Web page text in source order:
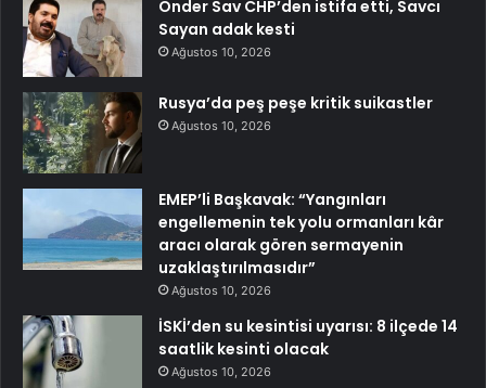
Önder Sav CHP’den istifa etti, Savcı
Sayan adak kesti
Ağustos 10, 2026
Rusya’da peş peşe kritik suikastler
Ağustos 10, 2026
EMEP’li Başkavak: “Yangınları
engellemenin tek yolu ormanları kâr
aracı olarak gören sermayenin
uzaklaştırılmasıdır”
Ağustos 10, 2026
İSKİ’den su kesintisi uyarısı: 8 ilçede 14
saatlik kesinti olacak
Ağustos 10, 2026